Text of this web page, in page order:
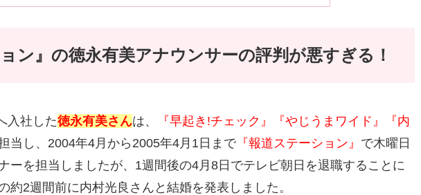
ョン』の徳永有美アナウンサーの評判が悪すぎる！
入社した徳永有美さんは、
『早起き!チェック』『やじうまワイド』『内
当し、2004年4月から2005年4月1日まで『報道ステーション』 で木曜日
ーを担当しましたが、1週間後の4月8日でテレビ朝日を退職することに
約2週間前に内村光良さんと結婚を発表しました。